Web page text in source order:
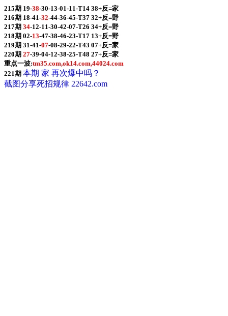
215期 19-38-30-13-01-11-T14 38+反=家
216期 18-41-32-44-36-45-T37 32+反=野
217期 34-12-11-30-42-07-T26 34+反=野
218期 02-13-47-38-46-23-T17 13+反=野
219期 31-41-07-08-29-22-T43 07+反=家
220期 27-39-04-12-38-25-T48 27+反=家
重点一波:tm35.com,ok14.com,44024.com
221期 本期 家 再次爆中吗？
截图分享死招规律 22642.com